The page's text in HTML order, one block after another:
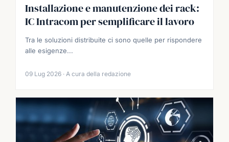
Installazione e manutenzione dei rack:
IC Intracom per semplificare il lavoro
Tra le soluzioni distribuite ci sono quelle per rispondere
alle esigenze...
09 Lug 2026 · A cura della redazione